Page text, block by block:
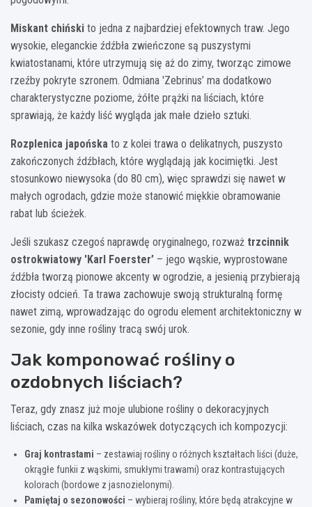
Miskant chiński to jedna z najbardziej efektownych traw. Jego
wysokie, eleganckie źdźbła zwieńczone są puszystymi
kwiatostanami, które utrzymują się aż do zimy, tworząc zimowe
rzeźby pokryte szronem. Odmiana 'Zebrinus’ ma dodatkowo
charakterystyczne poziome, żółte prążki na liściach, które
sprawiają, że każdy liść wygląda jak małe dzieło sztuki.
Rozplenica japońska to z kolei trawa o delikatnych, puszysto
zakończonych źdźbłach, które wyglądają jak kocimiętki. Jest
stosunkowo niewysoka (do 80 cm), więc sprawdzi się nawet w
małych ogrodach, gdzie może stanowić miękkie obramowanie
rabat lub ścieżek.
Jeśli szukasz czegoś naprawdę oryginalnego, rozważ trzcinnik
ostrokwiatowy 'Karl Foerster’ – jego wąskie, wyprostowane
źdźbła tworzą pionowe akcenty w ogrodzie, a jesienią przybierają
złocisty odcień. Ta trawa zachowuje swoją strukturalną formę
nawet zimą, wprowadzając do ogrodu element architektoniczny w
sezonie, gdy inne rośliny tracą swój urok.
Jak komponować rośliny o
ozdobnych liściach?
Teraz, gdy znasz już moje ulubione rośliny o dekoracyjnych
liściach, czas na kilka wskazówek dotyczących ich kompozycji:
Graj kontrastami – zestawiaj rośliny o różnych kształtach liści (duże,
okrągłe funkii z wąskimi, smukłymi trawami) oraz kontrastujących
kolorach (bordowe z jasnozielonymi).
Pamiętaj o sezonowości – wybieraj rośliny, które będą atrakcyjne w